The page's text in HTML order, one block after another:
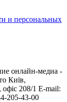
и персональных
онлайн-медиа -
Київ,
208/1 E-mail:
205-43-00